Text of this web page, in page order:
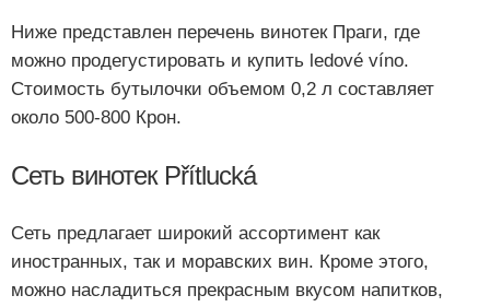
Ниже представлен перечень винотек Праги, где
можно продегустировать и купить ledové víno.
Стоимость бутылочки объемом 0,2 л составляет
около 500-800 Крон.
Сеть винотек Přítlucká
Сеть предлагает широкий ассортимент как
иностранных, так и моравских вин. Кроме этого,
можно насладиться прекрасным вкусом напитков,